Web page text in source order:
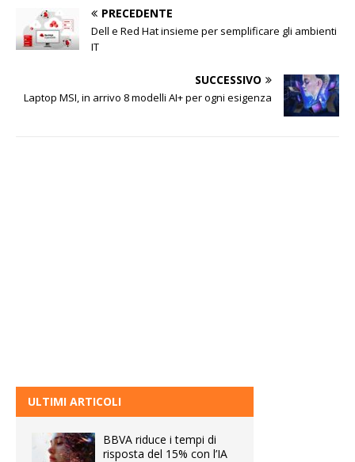
PRECEDENTE
Dell e Red Hat insieme per semplificare gli ambienti
IT
SUCCESSIVO
Laptop MSI, in arrivo 8 modelli AI+ per ogni esigenza
ULTIMI ARTICOLI
BBVA riduce i tempi di
risposta del 15% con l’IA